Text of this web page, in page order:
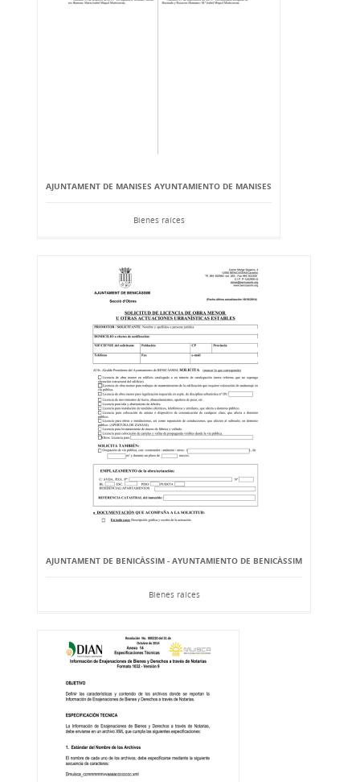
AJUNTAMENT DE MANISES AYUNTAMIENTO DE MANISES
Bienes raíces
AJUNTAMENT DE BENICÀSSIM - AYUNTAMIENTO DE BENICÀSSIM
Bienes raíces